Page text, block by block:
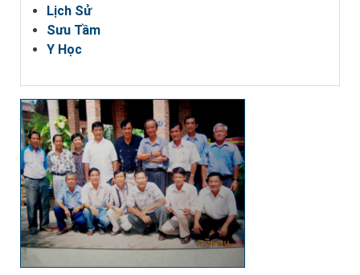
Lịch Sử
Sưu Tầm
Y Học